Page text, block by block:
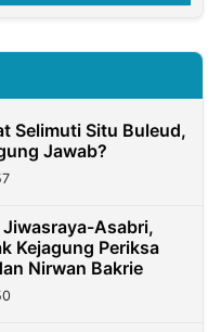
Selimuti Situ Buleud,
Jawab?
Jiwasraya-Asabri,
Kejagung Periksa
Nirwan Bakrie